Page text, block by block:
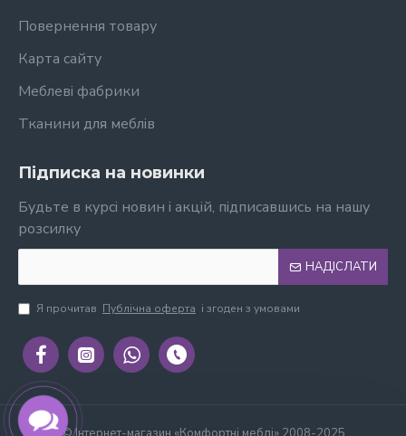
Повернення товару
Карта сайту
Меблеві фабрики
Тканини для меблів
Підписка на новинки
Будьте в курсі новин і акцій, підписавшись на нашу
розсилку
НАДІСЛАТИ
Я прочитав Публічна оферта і згоден з умовами